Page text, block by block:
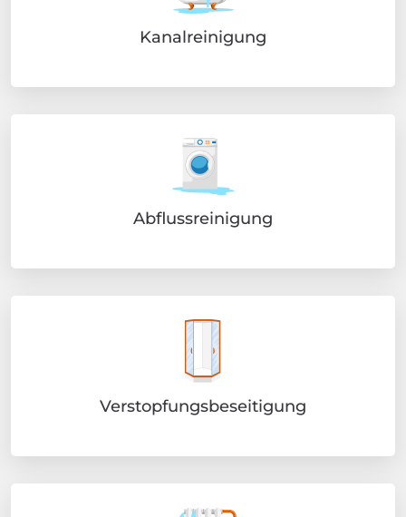
Kanalreinigung
Abflussreinigung
Verstopfungsbeseitigung